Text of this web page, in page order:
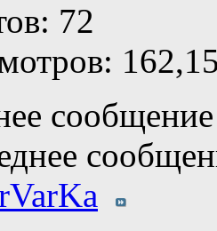
72